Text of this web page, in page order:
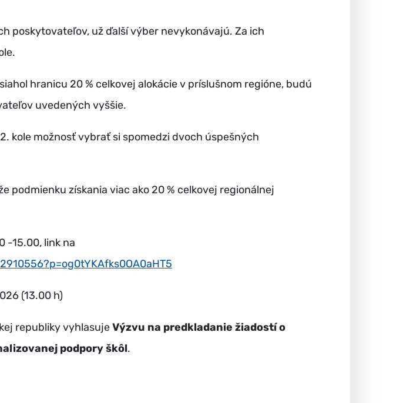
poskytovateľov, už ďalší výber nevykonávajú. Za ich
hranicu 20 % celkovej alokácie v príslušnom regióne, budú
uvedených vyššie.
kole možnosť vybrať si spomedzi dvoch úspešných
podmienku získania viac ako 20 % celkovej regionálnej
-15.00, link na
(13.00 h)
republiky vyhlasujeVýzvu na predkladanie žiadostí o
podpory škôl.